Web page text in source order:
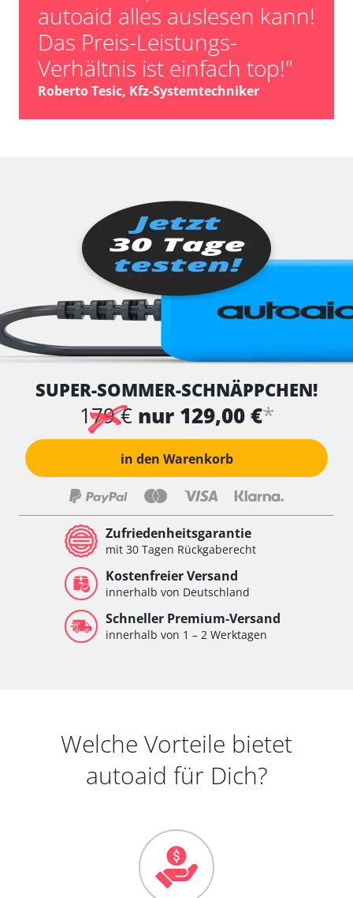
autoaid alles auslesen kann!
Das Preis-Leistungs-
Verhältnis ist einfach top!"
Roberto Tesic, Kfz-Systemtechniker
SUPER-SOMMER-SCHNÄPPCHEN!
179 € nur 129,00 €*
in den Warenkorb
Zufriedenheitsgarantie
mit 30 Tagen Rückgaberecht
Kostenfreier Versand
innerhalb von Deutschland
Schneller Premium-Versand
innerhalb von 1 – 2 Werktagen
Welche Vorteile bietet
autoaid für Dich?